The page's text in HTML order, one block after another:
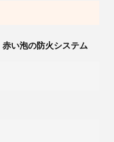
赤い泡の防火システム